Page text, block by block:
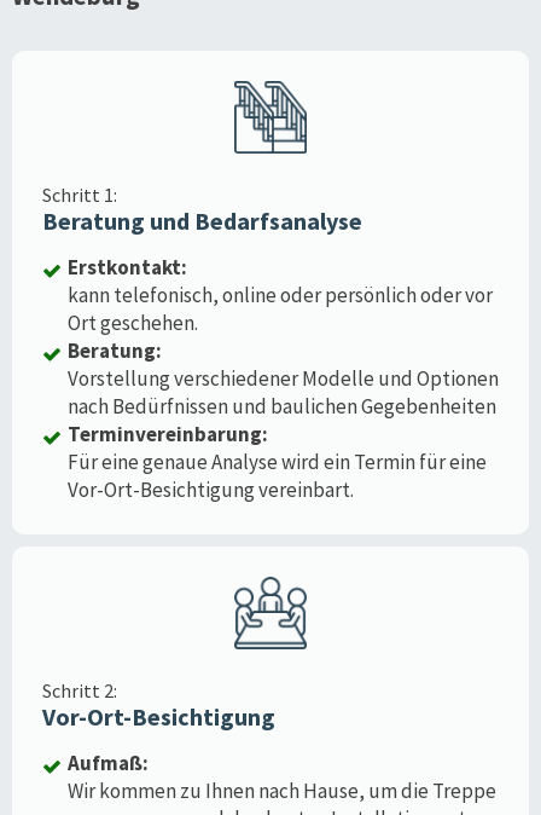
Schritt 1:
Beratung und Bedarfsanalyse
Erstkontakt:
kann telefonisch, online oder persönlich oder vor
Ort geschehen.
Beratung:
Vorstellung verschiedener Modelle und Optionen
nach Bedürfnissen und baulichen Gegebenheiten
Terminvereinbarung:
Für eine genaue Analyse wird ein Termin für eine
Vor-Ort-Besichtigung vereinbart.
Schritt 2:
Vor-Ort-Besichtigung
Aufmaß:
Wir kommen zu Ihnen nach Hause, um die Treppe